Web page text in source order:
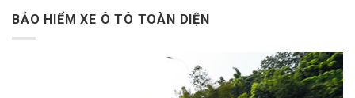
BẢO HIỂM XE Ô TÔ TOÀN DIỆN